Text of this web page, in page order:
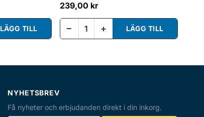
LÄGG TILL
239,00 kr
− + LÄGG TILL
NYHETSBREV
Få nyheter och erbjudanden direkt i din inkorg.